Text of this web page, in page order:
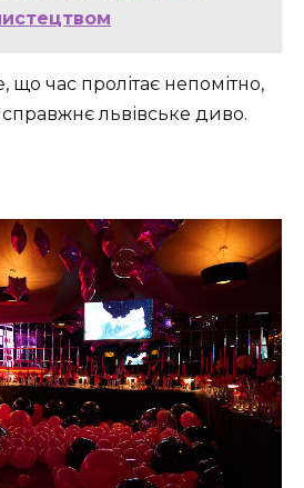
що час пролітає непомітно,
справжнє львівське диво.